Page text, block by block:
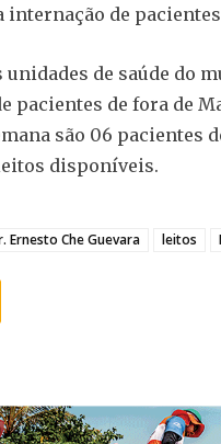
internação de
unidades de saúde do
pacientes de fora de
são 06 pacientes
disponíveis.
Ernesto Che Guevara leitos